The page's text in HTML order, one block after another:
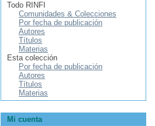
Todo RINFI
Comunidades & Colecciones
Por fecha de publicación
Autores
Títulos
Materias
Esta colección
Por fecha de publicación
Autores
Títulos
Materias
Mi cuenta